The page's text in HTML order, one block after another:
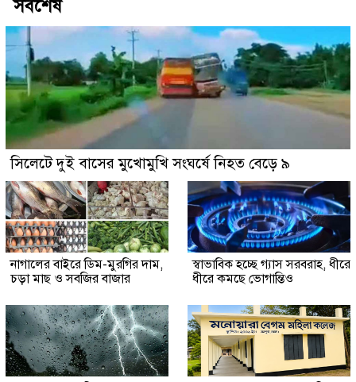
সর্বশেষ
সিলেটে দুই বাসের মুখোমুখি সংঘর্ষে নিহত বেড়ে ৯
নাগালের বাইরে ডিম-মুরগির দাম,
চড়া মাছ ও সবজির বাজার
স্বাভাবিক হচ্ছে গ্যাস সরবরাহ, ধীরে
ধীরে কমছে ভোগান্তিও